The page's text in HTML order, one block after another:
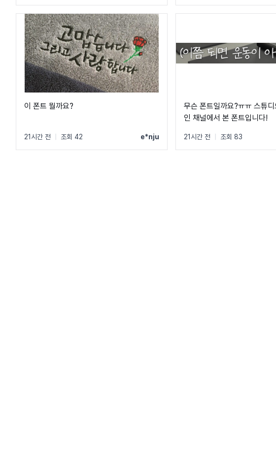
이 폰트 뭘까요?
21시간 전 조회 42 e*nju
무슨 폰트일까요?ㅠㅠ 스튜
인 채널에서 본 폰트입니다!
21시간 전 조회 83